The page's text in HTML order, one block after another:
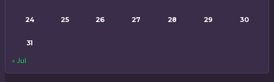
24 25 26 27 28 29 30
31
« Jul